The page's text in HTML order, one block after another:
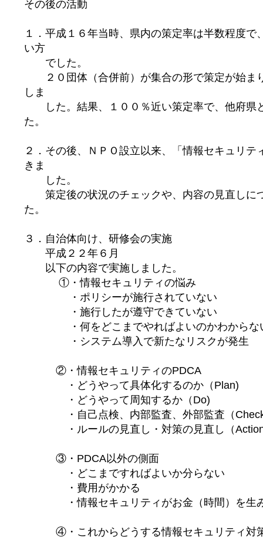
その後の活動
１．平成１６年当時、県内の策定率は半数程度で
い方
でした。
２０団体（合併前）が集合の形で策定が始ま
しま
した。結果、１００％近い策定率で、他府県
た。
２．その後、ＮＰＯ設立以来、「情報セキュリテ
きま
した。
策定後の状況のチェックや、内容の見直しに
た。
３．自治体向け、研修会の実施
平成２２年６月
以下の内容で実施しました。
①・情報セキュリティの悩み
・ポリシーが施行されていない
・施行したが遵守できていない
・何をどこまでやればよいのかわからな
・システム導入で新たなリスクが発生
②・情報セキュリティのPDCA
・どうやって具体化するのか（Plan)
・どうやって周知するか（Do)
・自己点検、内部監査、外部監査（
・ルールの見直し・対策の見直し（
③・PDCA以外の側面
・どこまですればよいか分らない
・費用がかかる
・情報セキュリティがお金（時間）を生み
④・これからどうする情報セキュリティ対